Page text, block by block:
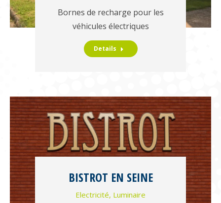
Bornes de recharge pour les
véhicules électriques
Details
BISTROT EN SEINE
Electricité, Luminaire